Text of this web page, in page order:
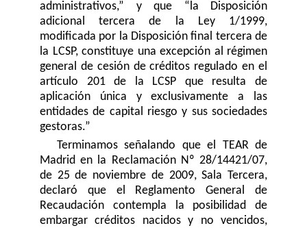
administrativos,” y que “la Disposición
adicional tercera de la Ley 1/1999,
modificada por la Disposición final tercera de
la LCSP, constituye una excepción al régimen
general de cesión de créditos regulado en el
artículo 201 de la LCSP que resulta de
aplicación única y exclusivamente a las
entidades de capital riesgo y sus sociedades
gestoras.”
Terminamos señalando que el TEAR de
Madrid en la Reclamación Nº 28/14421/07,
de 25 de noviembre de 2009, Sala Tercera,
declaró que el Reglamento General de
Recaudación contempla la posibilidad de
embargar créditos nacidos y no vencidos,